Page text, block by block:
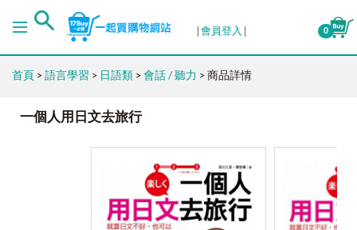
會員登入 0
首頁 > 語言學習 > 日語類 > 會話 / 聽力 > 商品詳情
一個人用日文去旅行